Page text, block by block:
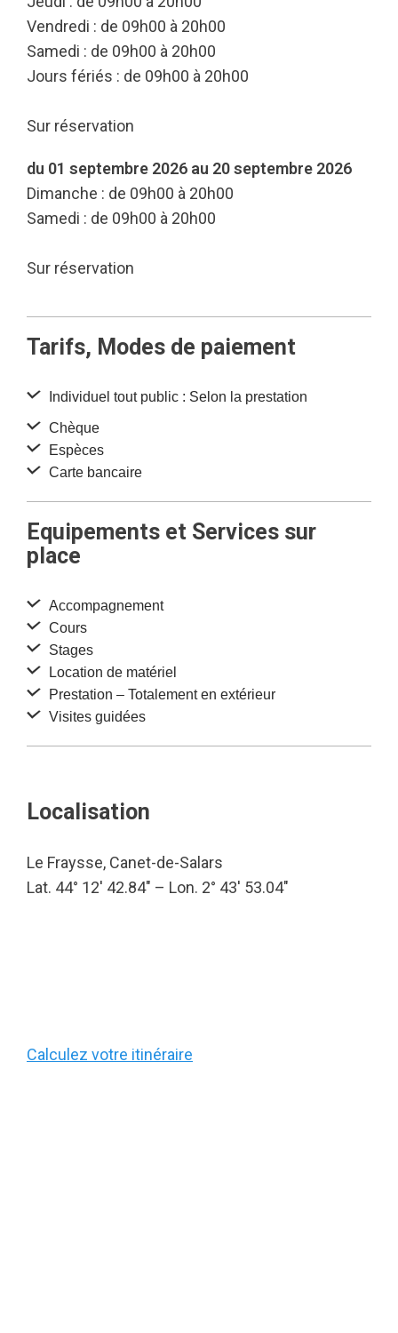
Vendredi : de 09h00 à 20h00
Samedi : de 09h00 à 20h00
Jours fériés : de 09h00 à 20h00
Sur réservation
du 01 septembre 2026 au 20 septembre 2026
Dimanche : de 09h00 à 20h00
Samedi : de 09h00 à 20h00
Sur réservation
Tarifs, Modes de paiement
Individuel tout public : Selon la prestation
Chèque
Espèces
Carte bancaire
Equipements et Services sur
place
Accompagnement
Cours
Stages
Location de matériel
Prestation – Totalement en extérieur
Visites guidées
Localisation
Le Fraysse, Canet-de-Salars
Lat. 44° 12′ 42.84″ – Lon. 2° 43′ 53.04″
Calculez votre itinéraire